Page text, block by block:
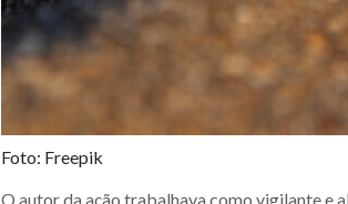
Foto: Freepik
O autor da ação trabalhava como vigilante e